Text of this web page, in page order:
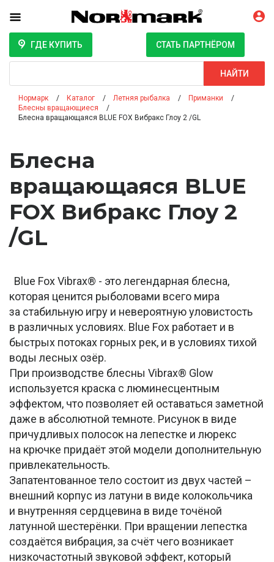
ГДЕ КУПИТЬ СТАТЬ ПАРТНЁРОМ
НАЙТИ
Нормарк Каталог Летняя рыбалка
Приманки
Блесны вращающиеся
Блесна вращающаяся BLUE FOX Вибракс Глоу 2 /GL
Блесна
вращающаяся BLUE
FOX Вибракс Глоу 2
/GL
Blue Fox Vibrax® - это легендарная блесна,
которая ценится рыболовами всего мира
за стабильную игру и невероятную уловистость
в различных условиях. Blue Fox работает и в
быстрых потоках горных рек, и в условиях тихой
воды лесных озёр.
При производстве блесны Vibrax® Glow
используется краска с люминесцентным
эффектом, что позволяет ей оставаться заметной
даже в абсолютной темноте. Рисунок в виде
причудливых полосок на лепестке и люрекс
на крючке придаёт этой модели дополнительную
привлекательность.
Запатентованное тело состоит из двух частей –
внешний корпус из латуни в виде колокольчика
и внутренняя сердцевина в виде точёной
латунной шестерёнки. При вращении лепестка
создаётся вибрация, за счёт чего возникает
низкочастотный звуковой эффект, который